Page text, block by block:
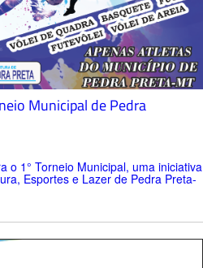
Municipal de Pedra
o 1° Torneio Municipal, uma iniciativa
Esportes e Lazer de Pedra Preta-